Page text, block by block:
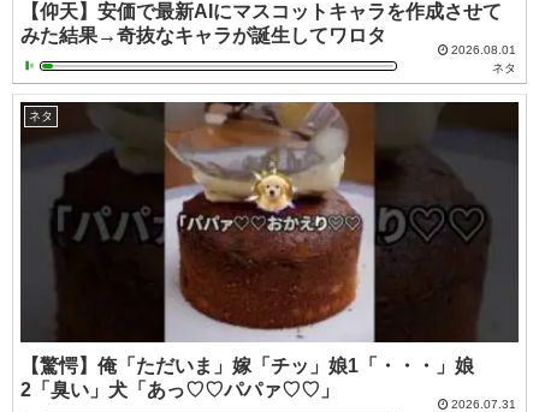
【仰天】安価で最新AIにマスコットキャラを作成させて
みた結果→奇抜なキャラが誕生してワロタ
2026.08.01
ネタ
ネタ
【驚愕】俺「ただいま」嫁「チッ」娘1「・・・」娘
2「臭い」犬「あっ♡♡パパァ♡♡」
2026.07.31